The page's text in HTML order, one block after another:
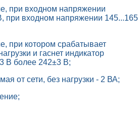
при входном напряжении
при входном напряжении 145...165
при котором срабатывает
и гаснет индикатор
В более 242±3 В;
от сети, без нагрузки - 2 ВА;